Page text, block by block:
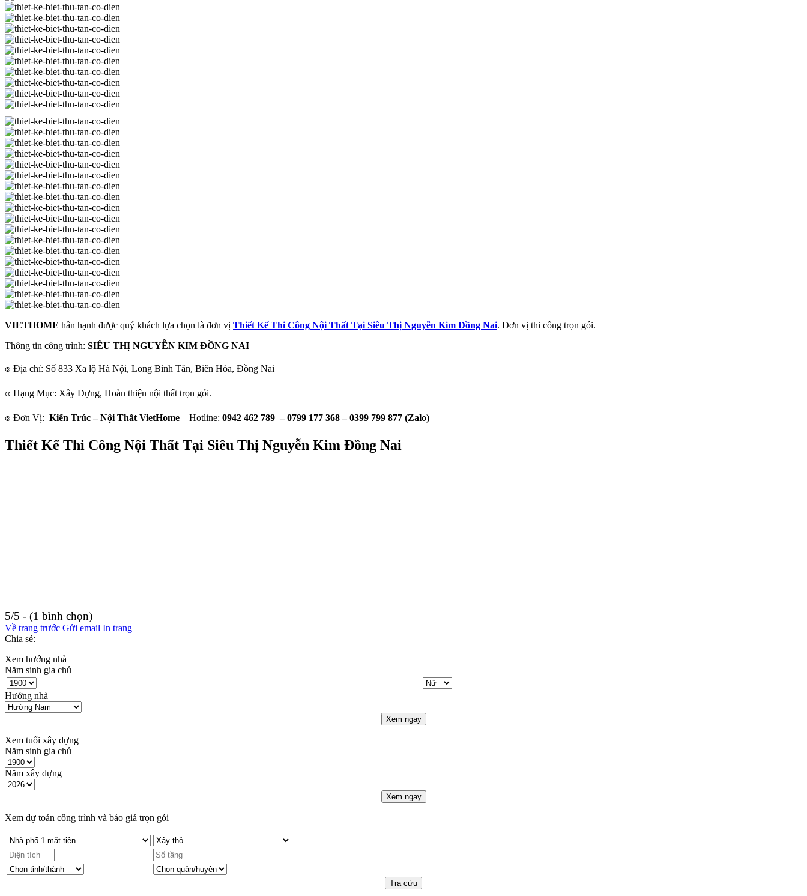
VIETHOME hân hạnh được quý khách lựa chọn là đơn vị Thiết Kế Thi Công Nội Thất Tại Siêu Thị Nguyễn Kim Đồng Nai. Đơn vị thi công trọn gói.
Thông tin công trình: SIÊU THỊ NGUYỄN KIM ĐỒNG NAI
๏ Địa chỉ: Số 833 Xa lộ Hà Nội, Long Bình Tân, Biên Hòa, Đồng Nai
๏ Hạng Mục: Xây Dựng, Hoàn thiện nội thất trọn gói.
๏ Đơn Vị: Kiến Trúc – Nội Thất VietHome – Hotline: 0942 462 789 – 0799 177 368 – 0399 799 877 (Zalo)
Thiết Kế Thi Công Nội Thất Tại Siêu Thị Nguyễn Kim Đồng Nai
5/5 - (1 bình chọn)
Về trang trước Gửi email In trang
Chia sẻ:
Xem hướng nhà
Năm sinh gia chủ
Hướng nhà
Xem ngay
Xem tuổi xây dựng
Năm sinh gia chủ
Năm xây dựng
Xem ngay
Xem dự toán công trình và báo giá trọn gói
Tra cứu